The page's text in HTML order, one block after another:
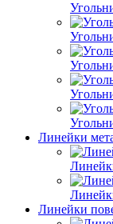
Линейки
Линейки